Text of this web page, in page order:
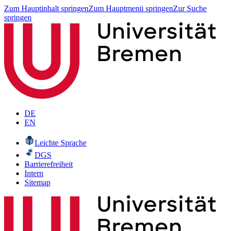
Zum Hauptinhalt springenZum Hauptmenü springenZur Suche
springen
DE
EN
Leichte Sprache
DGS
Barrierefreiheit
Intern
Sitemap